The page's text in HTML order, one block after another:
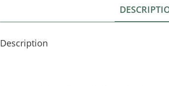
Description